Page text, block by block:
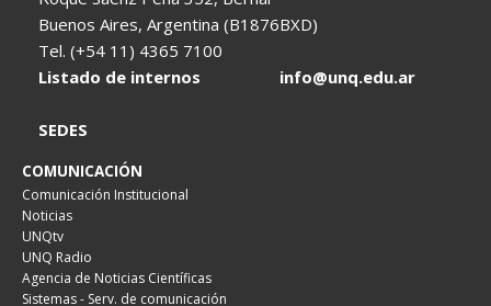
Buenos Aires, Argentina (B1876BXD)
Tel. (+54 11) 4365 7100
Listado de internos
info@unq.edu.ar
SEDES
COMUNICACIÓN
Comunicación Institucional
Noticias
UNQtv
UNQ Radio
Agencia de Noticias Científicas
Sistemas - Serv. de comunicación